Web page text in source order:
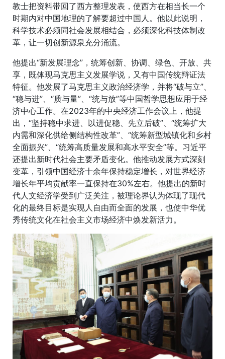
教士把资料带回了西方整理发表，使西方在相当长一个
时期内对中国地理的了解要超过中国人。他以此说明，
科学技术必须同社会发展相结合，必须深化科技体制改
革，让一切创新源泉充分涌流。
他提出“新发展理念”，统筹创新、协调、绿色、开放、共
享，既体现马克思主义发展学说，又有中国传统辩证法
特征。他发展了马克思主义政治经济学，并将“破与立”、
“稳与进”、“质与量”、“统与放”等中国哲学思想应用于经
济中心工作。在2023年的中央经济工作会议上，他提
出，“坚持稳中求进、以进促稳、先立后破”、“统筹扩大
内需和深化供给侧结构性改革”、“统筹新型城镇化和乡村
全面振兴”、“统筹高质量发展和高水平安全”等。习近平
还提出新时代社会主要矛盾变化。他推动发展方式深刻
变革，引领中国经济十余年保持稳定增长，对世界经济
增长年平均贡献率一直保持在30%左右。他提出的新时
代人文经济学受到广泛关注，被理论界认为体现了现代
化的最终目标是实现人自由而全面的发展，也使中华优
秀传统文化在社会主义市场经济中焕发新活力。